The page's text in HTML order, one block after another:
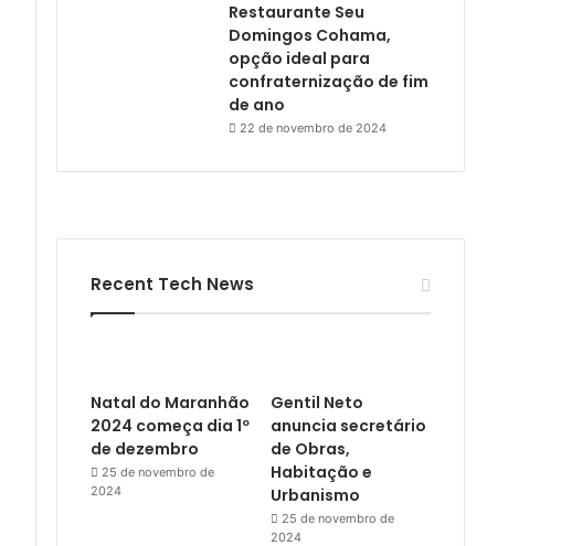
Restaurante Seu
Domingos Cohama,
opção ideal para
confraternização de fim
de ano
22 de novembro de 2024
Recent Tech News
Natal do Maranhão
2024 começa dia 1º
de dezembro
25 de novembro de
2024
Gentil Neto
anuncia secretário
de Obras,
Habitação e
Urbanismo
25 de novembro de
2024